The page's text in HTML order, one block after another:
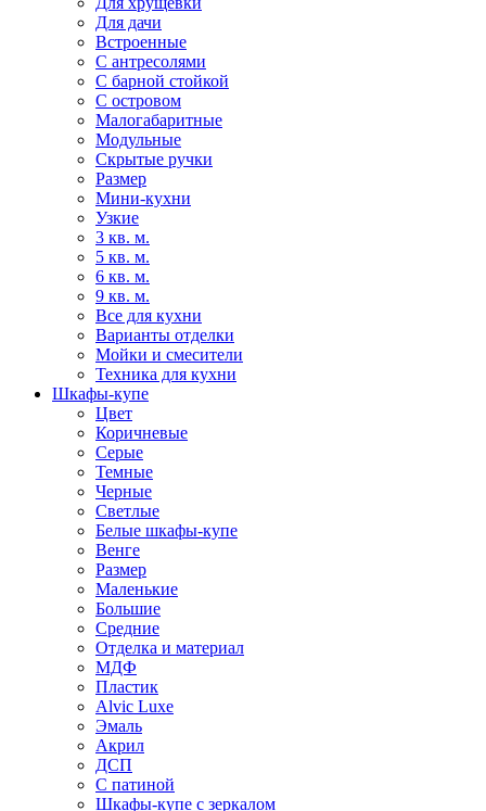
Для дачи
Встроенные
С антресолями
С барной стойкой
С островом
Малогабаритные
Модульные
Скрытые ручки
Размер
Мини-кухни
Узкие
3 кв. м.
5 кв. м.
6 кв. м.
9 кв. м.
Все для кухни
Варианты отделки
Мойки и смесители
Техника для кухни
Шкафы-купе
Цвет
Коричневые
Серые
Темные
Черные
Светлые
Белые шкафы-купе
Венге
Размер
Маленькие
Большие
Средние
Отделка и материал
МДФ
Пластик
Alvic Luxe
Эмаль
Акрил
ДСП
С патиной
Шкафы-купе с зеркалом